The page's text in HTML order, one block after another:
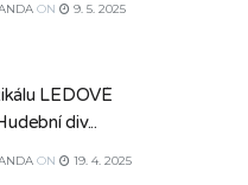
ON 9. 5. 2025
LEDOVÉ
div...
ON 19. 4. 2025